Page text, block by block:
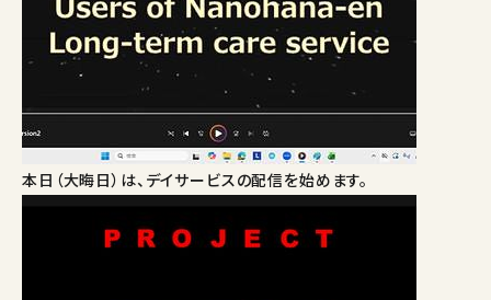
本日（大晦日）は、デイサービスの配信を始めます。